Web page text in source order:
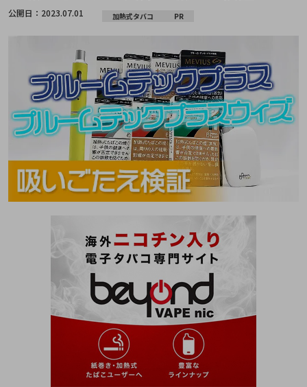
公開日： 2023.07.01 加熱式タバコ PR